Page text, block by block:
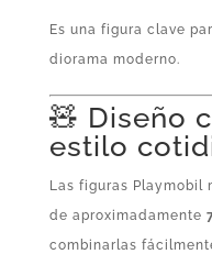
Es una figura clave
diorama moderno.
🧸 Diseño
estilo
Las figuras Playmobil
de aproximadamente
combinarlas